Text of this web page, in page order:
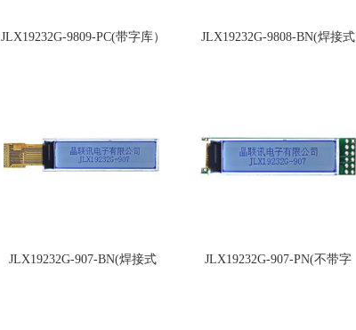
JLX19232G-9809-PC(带字库） JLX19232G-9808-BN(焊接式
JLX19232G-907-BN(焊接式 JLX19232G-907-PN(不带字